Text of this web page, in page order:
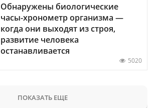
Обнаружены биологические
часы-хронометр организма —
когда они выходят из строя,
развитие человека
останавливается
5020
ПОКАЗАТЬ ЕЩЕ